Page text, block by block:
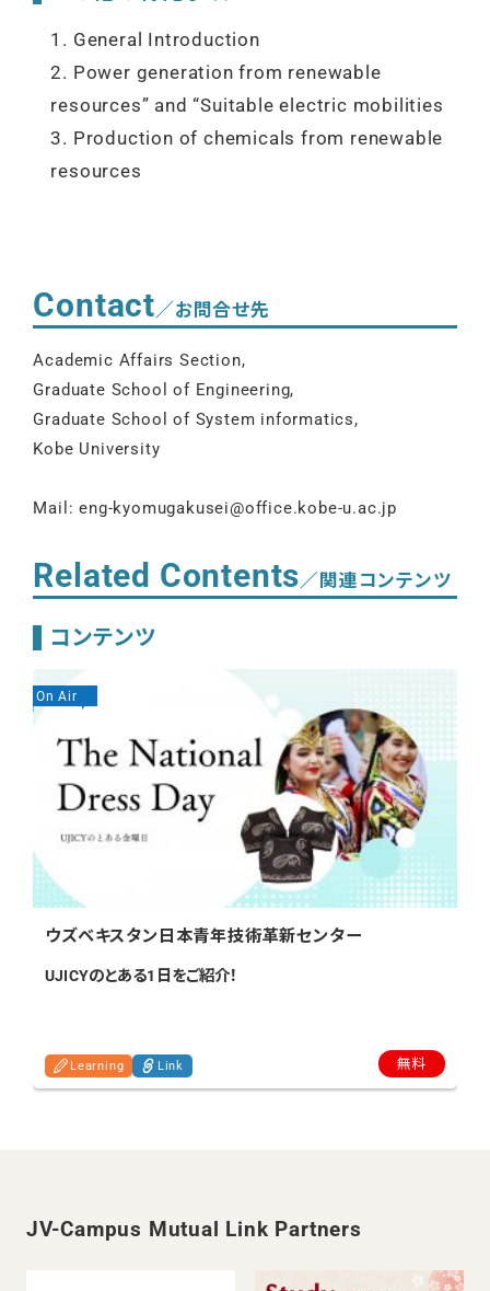
1. General Introduction
2. Power generation from renewable
resources” and “Suitable electric mobilities
3. Production of chemicals from renewable
resources
Contact／お問合せ先
Academic Affairs Section,
Graduate School of Engineering,
Graduate School of System informatics,
Kobe University
Mail: eng-kyomugakusei@office.kobe-u.ac.jp
Related Contents／関連コンテンツ
コンテンツ
ウズベキスタン日本青年技術革新センター
UJICYのとある1日をご紹介！
Learning Link 無料
On Air
JV-Campus Mutual Link Partners